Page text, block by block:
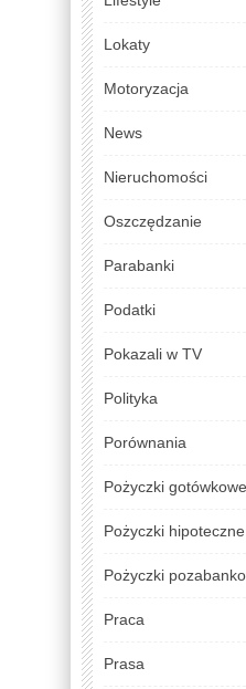
Lokaty
Motoryzacja
News
Nieruchomości
Oszczędzanie
Parabanki
Podatki
Pokazali w TV
Polityka
Porównania
Pożyczki gotówkowe
Pożyczki hipoteczne
Pożyczki
Praca
Prasa